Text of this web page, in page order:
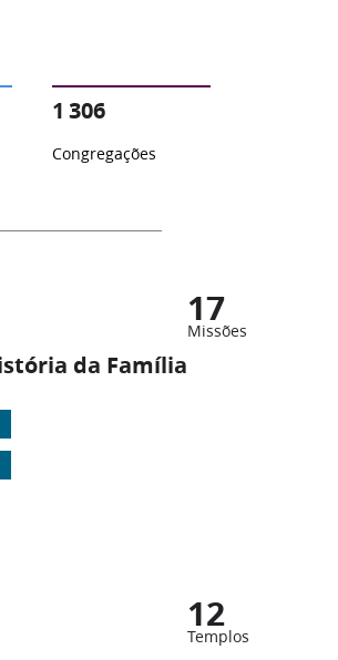
1 306
Congregações
17
Missões
da Família
12
Templos